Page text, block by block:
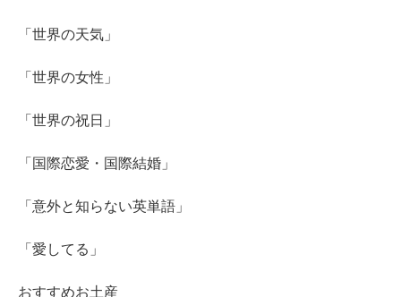
「世界の天気」
「世界の女性」
「世界の祝日」
「国際恋愛・国際結婚」
「意外と知らない英単語」
「愛してる」
おすすめお土産